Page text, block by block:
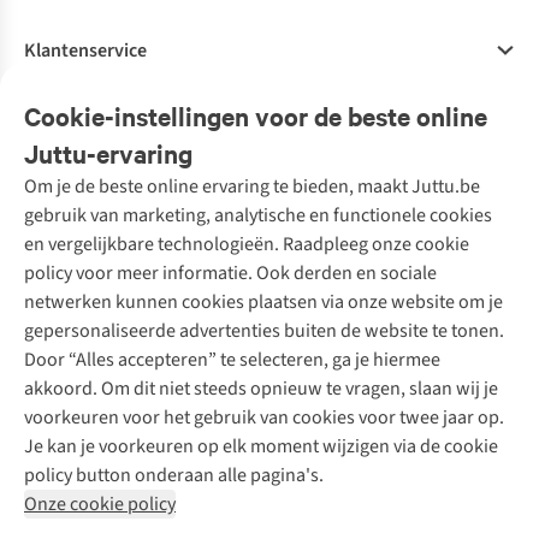
Cookie-instellingen voor de beste online
Juttu-ervaring
Om je de beste online ervaring te bieden, maakt Juttu.be
gebruik van marketing, analytische en functionele cookies
en vergelijkbare technologieën. Raadpleeg onze cookie
policy voor meer informatie. Ook derden en sociale
netwerken kunnen cookies plaatsen via onze website om je
gepersonaliseerde advertenties buiten de website te tonen.
Door “Alles accepteren” te selecteren, ga je hiermee
akkoord. Om dit niet steeds opnieuw te vragen, slaan wij je
voorkeuren voor het gebruik van cookies voor twee jaar op.
Je kan je voorkeuren op elk moment wijzigen via de cookie
policy button onderaan alle pagina's.
Onze cookie policy
Klantenservice
Bestellen
Betalen
10% studentenkorting
Klarna - achteraf betalen
Levering
Retourneren
Bestelling herroepen
Garantie
Contact
Onze diensten
Tweedehands - ReJUsed
Kledingatelier
Personal shopping
Textielbox
Events / workshops
Juttu
Over ons
Juttu Friends
Inspiratie
Werken bij Juttu
Onze winkels
De wereld van Juttu
Verantwoord ondernemen
Toegankelijkheidsverklaring
Merken
Nathalie Vleeschouwer
Selected dames
HKLiving
Dickies
Sessùn
Strom
O My Bag
Revolution
Meld je aan voor de nieuwsbrief
Follow us